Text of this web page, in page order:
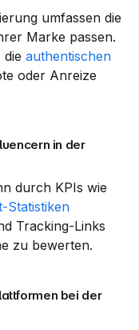
umfassen die
Marke passen.
authentischen
oder Anreize
in der
durch KPIs wie
Statistiken
Tracking-Links
zu bewerten.
bei der